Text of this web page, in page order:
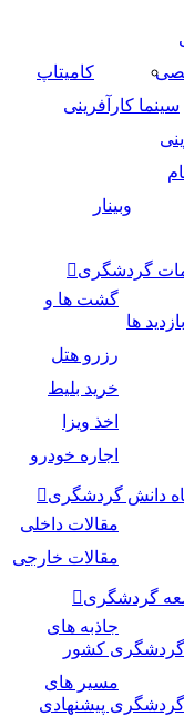
کامیتاپ
سینما کارآفرینی
وبینار
گردشگری
گشت ها و
بازدید ها
رزرو هتل
خرید بلیط
اخذ ویزا
اجاره خودرو
دانش گردشگری
مقالات داخلی
مقالات خارجی
گردشگری
جاذبه های
گردشگری کشور
مسیر های
گردشگری پیشنهادی